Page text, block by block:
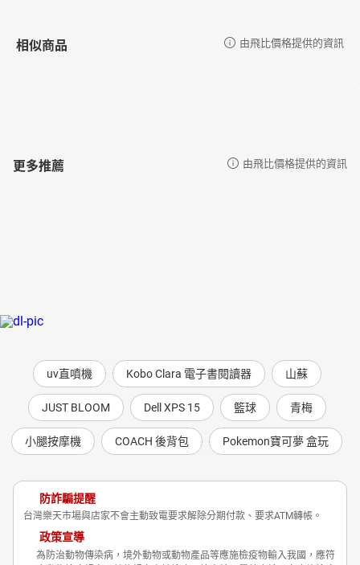
相似商品 由飛比價格提供的資訊
更多推薦 由飛比價格提供的資訊
uv直噴機 Kobo Clara 電子書閱讀器 山蘇
JUST BLOOM Dell XPS 15 籃球 青梅
小腿按摩機 COACH 後背包 Pokemon寶可夢 盒玩
防詐騙提醒
台灣樂天市場與店家不會主動致電要求解除分期付款、要求ATM轉帳。
政策宣導
為防治動物傳染病，境外動物或動物產品等應施檢疫物輸入我國，應符